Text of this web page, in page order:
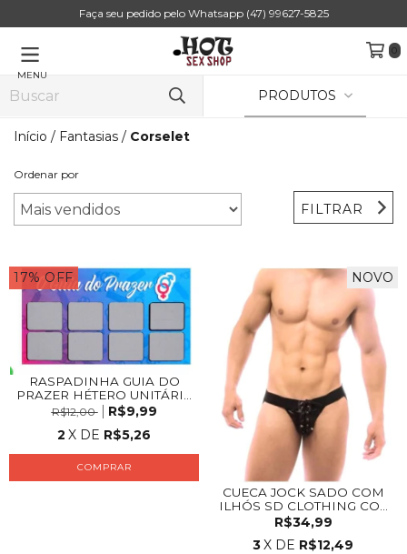
Faça seu pedido pelo Whatsapp (47) 99627-5825
MENU
0
PRODUTOS
Início / Fantasias / Corselet
Ordenar por
FILTRAR
17% OFF
RASPADINHA GUIA DO
PRAZER HÉTERO UNITÁRI...
R$12,00
R$9,99
2 X DE R$5,26
NOVO
CUECA JOCK SADO COM
ILHÓS SD CLOTHING CO...
R$34,99
3X DE R$12,49